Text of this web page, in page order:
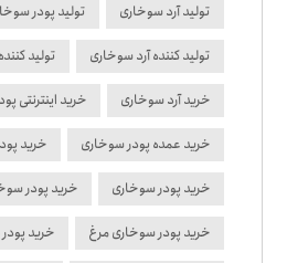
تولید آرد سوخاری تولید پودر
تولید کننده آرد سوخاری تولید
خرید آرد سوخاری خرید اینترنتی
خرید عمده پودر سوخاری خرید
خرید پودر سوخاری خرید پودر
خرید پودر سوخاری مرغ خرید